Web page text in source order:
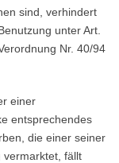
sind, verhindert
unter Art.
Nr. 40/94
einer
entsprechendes
die einer seiner
vermarktet, fällt